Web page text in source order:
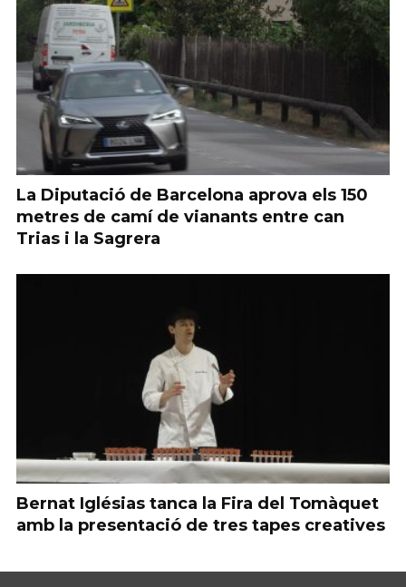
La Diputació de Barcelona aprova els 150
metres de camí de vianants entre can
Trias i la Sagrera
Bernat Iglésias tanca la Fira del Tomàquet
amb la presentació de tres tapes creatives